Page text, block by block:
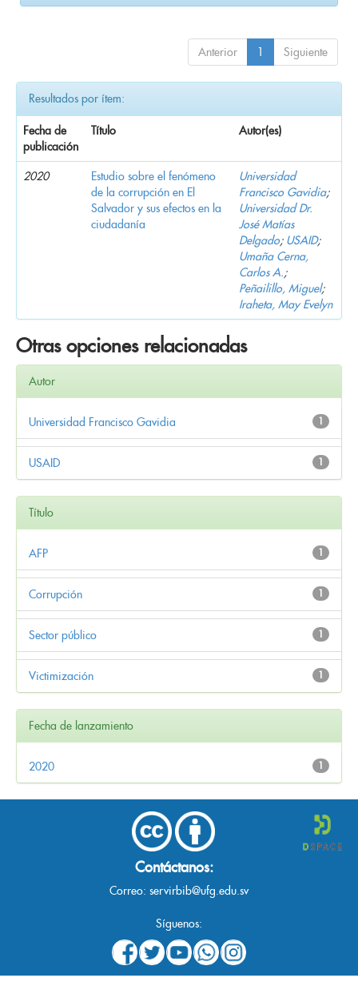
Anterior 1 Siguiente
Resultados por ítem:
Fecha de
publicación
Título Autor(es)
2020
Estudio sobre el fenómeno
de la corrupción en El
Salvador y sus efectos en la
ciudadanía
Universidad
Francisco Gavidia;
Universidad Dr.
José Matías
Delgado; USAID;
Umaña Cerna,
Carlos A.;
Peñailillo, Miguel;
Iraheta, May Evelyn
Otras opciones relacionadas
Autor
1
Universidad Francisco Gavidia
1
USAID
Título
1
AFP
1
Corrupción
1
Sector público
1
Victimización
Fecha de lanzamiento
1
2020
Contáctanos:
Correo: servirbib@ufg.edu.sv
Síguenos: